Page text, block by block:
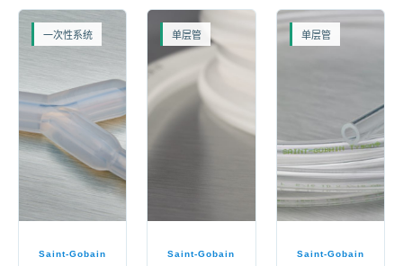
一次性系统
Saint-Gobain
单层管
Saint-Gobain
单层管
Saint-Gobain